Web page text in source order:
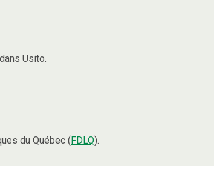
dans Usito.
du Québec (FDLQ).